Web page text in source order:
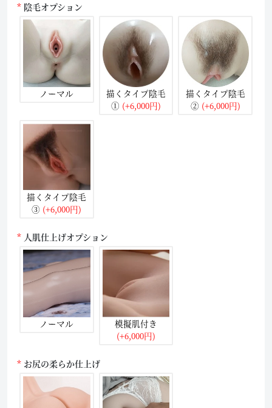
陰毛オプション
ノーマル
描くタイプ陰毛
① (+6,000円)
描くタイプ陰毛
② (+6,000円)
描くタイプ陰毛
③ (+6,000円)
人肌仕上げオプション
ノーマル
模擬肌付き
(+6,000円)
お尻の柔らか仕上げ